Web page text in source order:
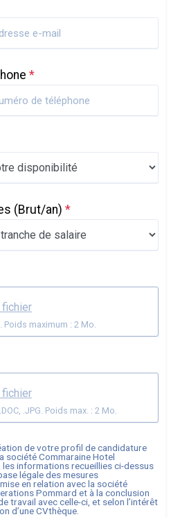
*
(Brut/an) *
fichier
Poids maximum : 2 Mo.
fichier
.DOCX, .DOC, .JPG. Poids max. : 2 Mo.
de votre profil de candidature
sociétéCommaraine Hotel
, les informations recueillies ci-dessus
légale des mesures
en relation avec la société
Pommard et à la conclusion
travail avec celle-ci, et selon l’intérêt
d’une CVthèque.